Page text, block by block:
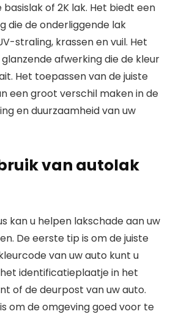
of 2K lak. Het biedt een
die de onderliggende lak
straling, krassen en vuil. Het
afwerking die de kleur
Het toepassen van de juiste
een groot verschil maken in de
en duurzaamheid van uw
van autolak
kan u helpen lakschade aan uw
De eerste tip is om de juiste
van uw auto kunt u
identificatieplaatje in het
of de deurpost van uw auto.
om de omgeving goed voor te